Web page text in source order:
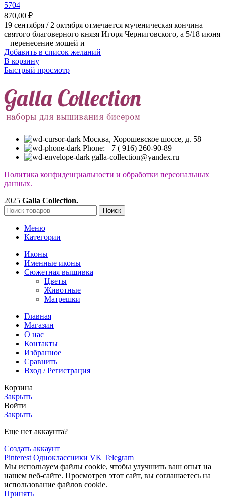
5704
870,00 ₽
19 сентября / 2 октября отмечается мученическая кончина
святого благоверного князя Игоря Черниговского, а 5/18 июня
– перенесение мощей и
Добавить в список желаний
В корзину
Быстрый просмотр
Москва, Хорошевское шоссе, д. 58
Phone: +7 ( 916) 260-90-89
galla-collection@yandex.ru
Политика конфиденциальности и обработки персональных
данных.
2025 Galla Collection.
Поиск
Меню
Категории
Иконы
Именные иконы
Сюжетная вышивка
Цветы
Животные
Матрешки
Главная
Магазин
О нас
Контакты
Избранное
Сравнить
Вход / Регистрация
Корзина
Закрыть
Войти
Закрыть
Еще нет аккаунта?
Создать аккаунт
Pinterest Одноклассники VK Telegram
Мы используем файлы cookie, чтобы улучшить ваш опыт на
нашем веб-сайте. Просмотрев этот сайт, вы соглашаетесь на
использование файлов cookie.
Принять